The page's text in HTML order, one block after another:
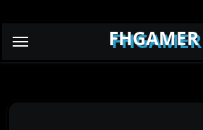
FHGAMER